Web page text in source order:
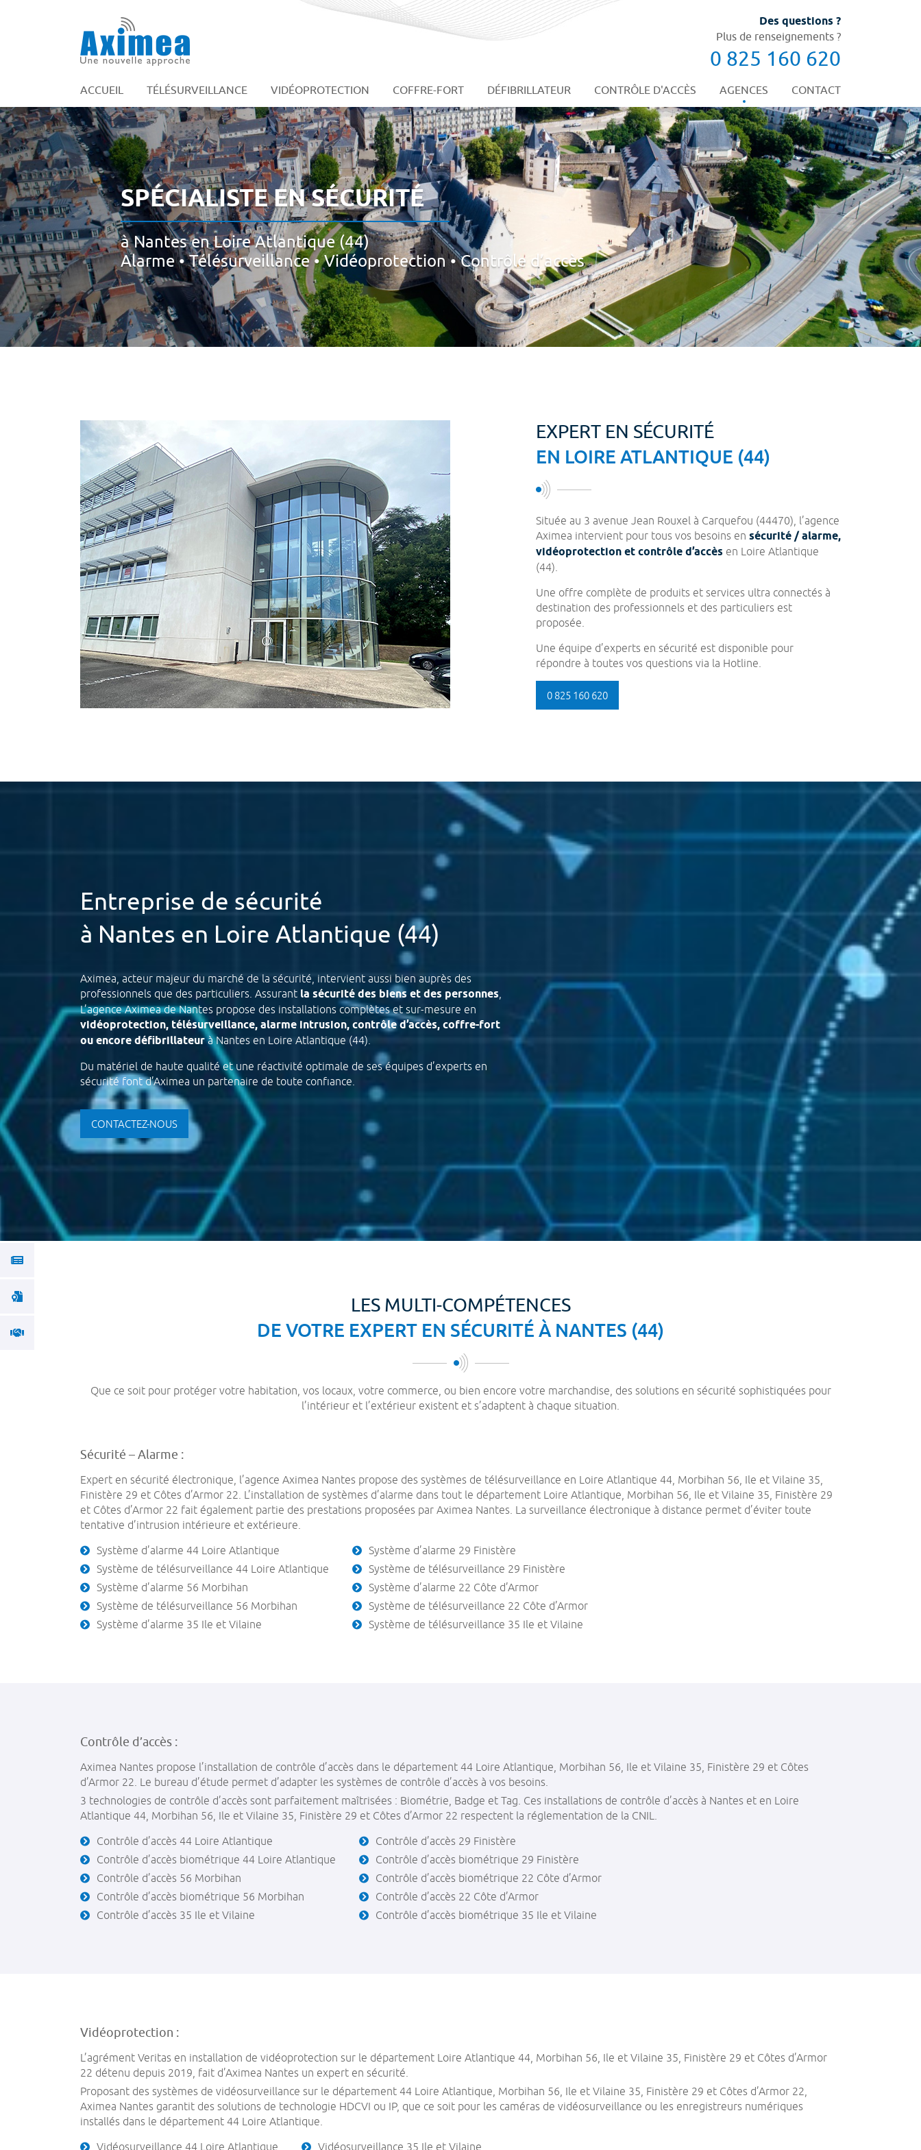
Des questions ?
Plus de renseignements ?
0 825 160 620
ACCUEIL TÉLÉSURVEILLANCE VIDÉOPROTECTION COFFRE-FORT DÉFIBRILLATEUR CONTRÔLE D'ACCÈS AGENCES CONTACT



269 Avenue Jean Moulin
08 25 16 06 20
SPÉCIALISTE EN SÉCURITÉ
à Nantes en Loire Atlantique (44)
Alarme • Télésurveillance • Vidéoprotection • Contrôle d’accès
EXPERT EN SÉCURITÉ
EN LOIRE ATLANTIQUE (44)
Située au 3 avenue Jean Rouxel à Carquefou (44470), l’agence
Aximea intervient pour tous vos besoins en sécurité / alarme,
vidéoprotection et contrôle d’accès en Loire Atlantique
(44).
Une offre complète de produits et services ultra connectés à
destination des professionnels et des particuliers est
proposée.
Une équipe d’experts en sécurité est disponible pour
répondre à toutes vos questions via la Hotline.
0 825 160 620
Entreprise de sécurité
à Nantes en Loire Atlantique (44)
Aximea, acteur majeur du marché de la sécurité, intervient aussi bien auprès des
professionnels que des particuliers. Assurant la sécurité des biens et des personnes
L’agence Aximea de Nantes propose des installations complètes et sur-mesure en
vidéoprotection, télésurveillance, alarme intrusion, contrôle d’accès, coffre-fort
ou encore défibrillateurà Nantes en Loire Atlantique (44).
Du matériel de haute qualité et une réactivité optimale de ses équipes d’experts en
sécurité font d’Aximea un partenaire de toute confiance.
CONTACTEZ-NOUS
LES MULTI-COMPÉTENCES
DE VOTRE EXPERT EN SÉCURITÉ À NANTES (44)
Que ce soit pour protéger votre habitation, vos locaux, votre commerce, ou bien encore votre marchandise, des solutions en sécurité sophistiquées pour
l’intérieur et l’extérieur existent et s’adaptent à chaque situation.
Sécurité – Alarme :
Expert en sécurité électronique, l’agence Aximea Nantes propose des systèmes de télésurveillance en Loire Atlantique 44, Morbihan 56, Ile et Vilaine 35,
Finistère 29 et Côtes d’Armor 22. L’installation de systèmes d’alarme dans tout le département Loire Atlantique, Morbihan 56, Ile et Vilaine 35, Finistère 29
et Côtes d’Armor 22 fait également partie des prestations proposées par Aximea Nantes. La surveillance électronique à distance permet d’éviter toute
tentative d’intrusion intérieure et extérieure.
Système d’alarme 44 Loire Atlantique
Système de télésurveillance 44 Loire Atlantique
Système d’alarme 56 Morbihan
Système de télésurveillance 56 Morbihan
Système d’alarme 35 Ile et Vilaine
Système d’alarme 29 Finistère
Système de télésurveillance 29 Finistère
Système d’alarme 22 Côte d’Armor
Système de télésurveillance 22 Côte d’Armor
Système de télésurveillance 35 Ile et Vilaine
Contrôle d’accès :
Aximea Nantes propose l’installation de contrôle d’accès dans le département 44 Loire Atlantique, Morbihan 56, Ile et Vilaine 35, Finistère 29 et Côtes
d’Armor 22. Le bureau d’étude permet d’adapter les systèmes de contrôle d’accès à vos besoins.
3 technologies de contrôle d’accès sont parfaitement maîtrisées : Biométrie, Badge et Tag. Ces installations de contrôle d’accès à Nantes et en Loire
Atlantique 44, Morbihan 56, Ile et Vilaine 35, Finistère 29 et Côtes d’Armor 22 respectent la réglementation de la CNIL.
Contrôle d’accès 44 Loire Atlantique
Contrôle d’accès biométrique 44 Loire Atlantique
Contrôle d’accès 56 Morbihan
Contrôle d’accès biométrique 56 Morbihan
Contrôle d’accès 35 Ile et Vilaine
Contrôle d’accès 29 Finistère
Contrôle d’accès biométrique 29 Finistère
Contrôle d’accès biométrique 22 Côte d’Armor
Contrôle d’accès 22 Côte d’Armor
Contrôle d’accès biométrique 35 Ile et Vilaine
Vidéoprotection :
L’agrément Veritas en installation de vidéoprotection sur le département Loire Atlantique 44, Morbihan 56, Ile et Vilaine 35, Finistère 29 et Côtes d’Armor
22 détenu depuis 2019, fait d’Aximea Nantes un expert en sécurité.
Proposant des systèmes de vidéosurveillance sur le département 44 Loire Atlantique, Morbihan 56, Ile et Vilaine 35, Finistère 29 et Côtes d’Armor 22,
Aximea Nantes garantit des solutions de technologie HDCVI ou IP, que ce soit pour les caméras de vidéosurveillance ou les enregistreurs numériques
installés dans le département 44 Loire Atlantique.
Vidéosurveillance 44 Loire Atlantique
Vidéosurveillance 35 Ile et Vilaine